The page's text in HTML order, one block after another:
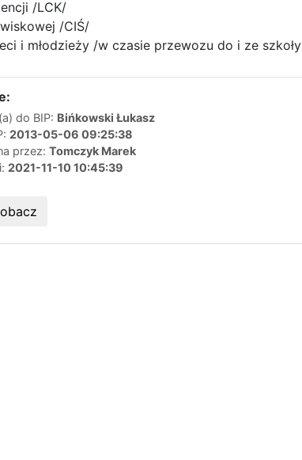
/LCK/
/CIŚ/
i młodzieży /w czasie przewozu do i ze szkoły
do BIP: Bińkowski Łukasz
2013-05-06 09:25:38
przez: Tomczyk Marek
2021-11-10 10:45:39